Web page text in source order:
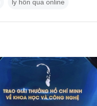
ly hôn qua online